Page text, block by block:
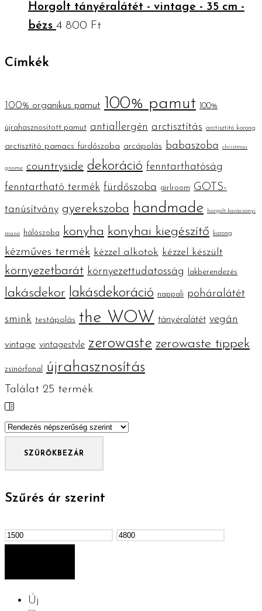
Horgolt tányéralátét - vintage - 35 cm -
bézs 4 800 Ft
Címkék
100% organikus pamut 100% pamut 100%
újrahasznosított pamut antiallergén arctisztítás arctisztító korong
arctisztító pamacs fürdőszoba arcápolás babaszoba christmas
gnome countryside dekoráció fenntarthatóság
fenntartható termék fürdőszoba girlroom
GOTS-
tanúsítvány gyerekszoba handmade horgolt karácsonyi
manó hálószoba konyha konyhai kiegészítő korong
kézműves termék kézzel alkotok kézzel készült
környezetbarát környezettudatosság lakberendezés
lakásdekor lakásdekoráció nappali poháralátét
smink testápolás the WOW tányéralátét vegán
vintage vintagestyle zerowaste zerowaste tippek
zsinórfonal újrahasznosítás
Találat 25 termék
SZŰRŐK BEZÁR
Szűrés ár szerint
Min
Max
Új